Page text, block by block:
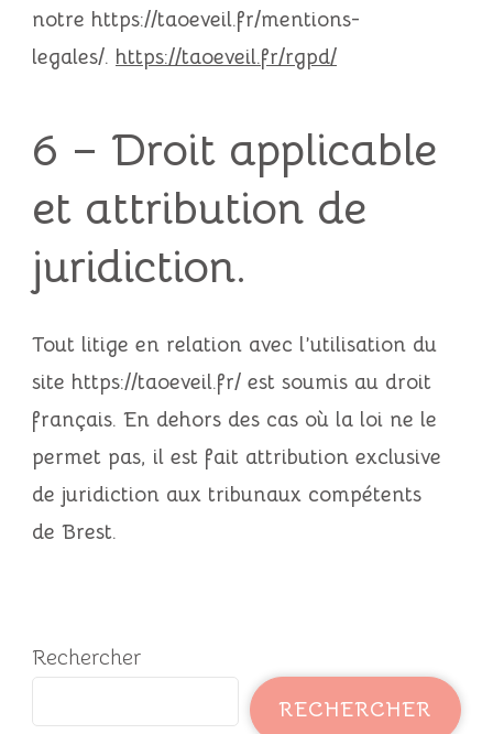
notre https://taoeveil.fr/mentions-
legales/. https://taoeveil.fr/rgpd/
6 – Droit applicable
et attribution de
juridiction.
Tout litige en relation avec l’utilisation du
site https://taoeveil.fr/ est soumis au droit
français. En dehors des cas où la loi ne le
permet pas, il est fait attribution exclusive
de juridiction aux tribunaux compétents
de Brest.
Rechercher
RECHERCHER